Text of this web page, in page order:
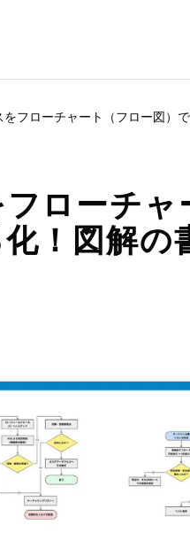
をフローチャート（フロー図）
ローチャ
！図解の